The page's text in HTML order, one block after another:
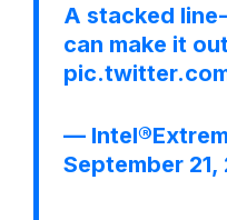
A stacked
can make it
—
September 21,